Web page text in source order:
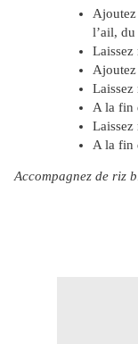
l’ail,
Ajoutez
A la fin
A la fin
Accompagnez de riz